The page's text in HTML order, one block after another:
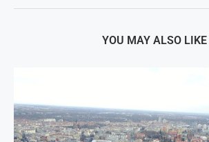
YOU MAY ALSO LIKE